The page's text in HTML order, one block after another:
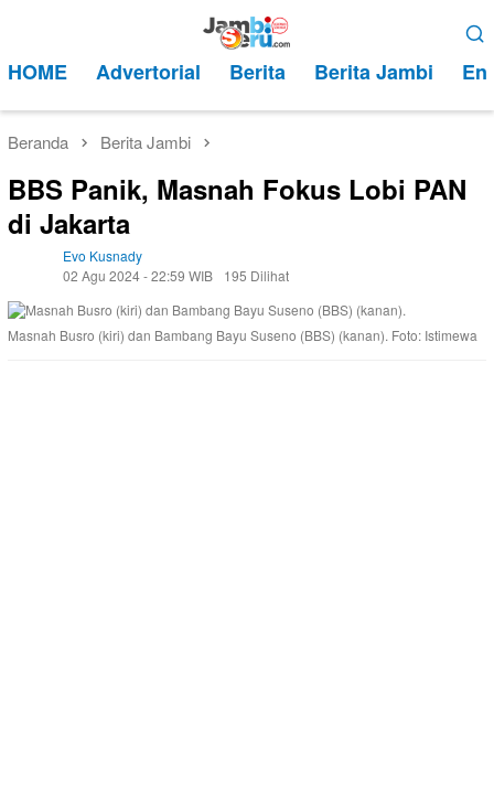
kontenMobile
HOME Advertorial Berita Berita Jambi
Beranda Berita Jambi
BBS Panik, Masnah Fokus Lobi PAN
di Jakarta
Evo Kusnady
02 Agu 2024 - 22:59 WIB
195 Dilihat
Masnah Busro (kiri) dan Bambang Bayu Suseno (BBS) (kanan). Foto: Istimewa